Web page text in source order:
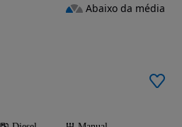
Abaixo da média